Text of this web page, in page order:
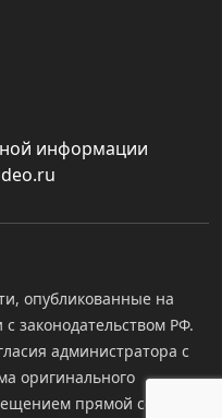
информации
опубликованные на
законодательством РФ.
администратора с
оригинального
прямой ссылки